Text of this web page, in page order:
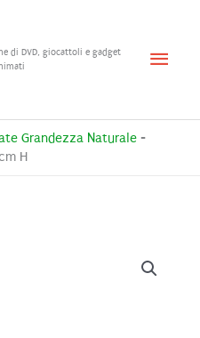
di DVD, giocattoli e gadget
Menu
Grandezza Naturale -
H